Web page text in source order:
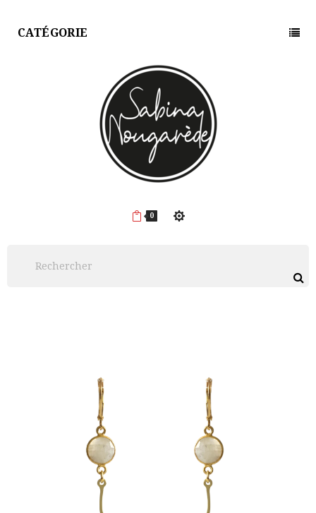
CATÉGORIE
0